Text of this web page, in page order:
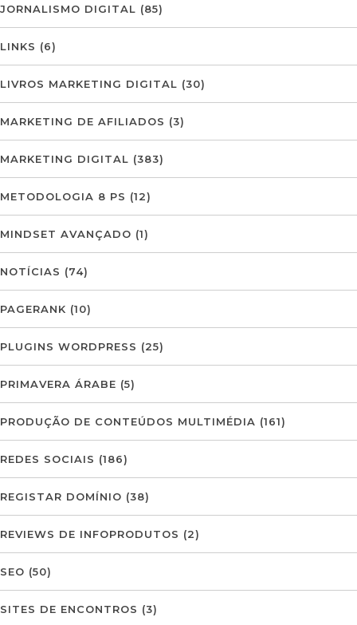
JORNALISMO DIGITAL (85)
LINKS (6)
LIVROS MARKETING DIGITAL (30)
MARKETING DE AFILIADOS (3)
MARKETING DIGITAL (383)
METODOLOGIA 8 PS (12)
MINDSET AVANÇADO (1)
NOTÍCIAS (74)
PAGERANK (10)
PLUGINS WORDPRESS (25)
PRIMAVERA ÁRABE (5)
PRODUÇÃO DE CONTEÚDOS MULTIMÉDIA (161)
REDES SOCIAIS (186)
REGISTAR DOMÍNIO (38)
REVIEWS DE INFOPRODUTOS (2)
SEO (50)
SITES DE ENCONTROS (3)